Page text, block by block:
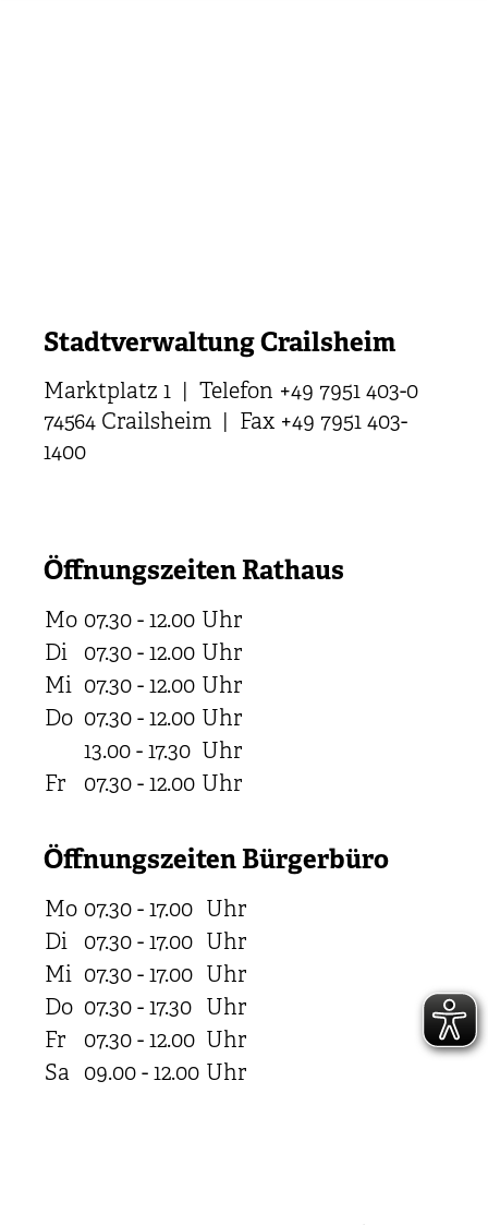
Stadtverwaltung Crailsheim
Marktplatz 1 | Telefon +49 7951 403-0
74564 Crailsheim | Fax +49 7951 403-
1400
Öffnungszeiten Rathaus
Mo 07.30 - 12.00 Uhr
Di
07.30 - 12.00 Uhr
Mi 07.30 - 12.00 Uhr
Do 07.30 - 12.00 Uhr
13.00 - 17.30 Uhr
Fr
07.30 - 12.00 Uhr
Öffnungszeiten Bürgerbüro
Mo 07.30 - 17.00 Uhr
Di
07.30 - 17.00 Uhr
Mi 07.30 - 17.00 Uhr
Do 07.30 - 17.30 Uhr
Fr
07.30 - 12.00 Uhr
Sa 09.00 - 12.00 Uhr